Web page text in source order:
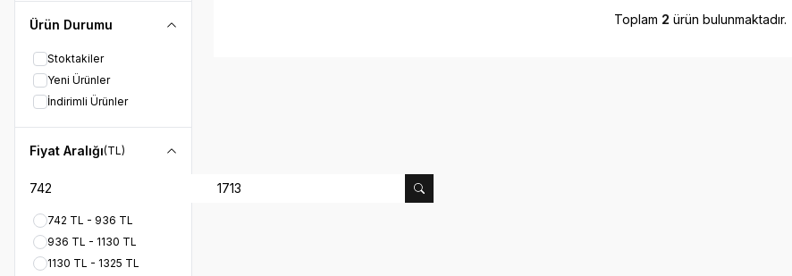
Ürün Durumu
Stoktakiler
Yeni Ürünler
İndirimli Ürünler
Fiyat Aralığı(TL)
742 TL - 936 TL
936 TL - 1130 TL
1130 TL - 1325 TL
Toplam 2 ürün bulunmaktadır.